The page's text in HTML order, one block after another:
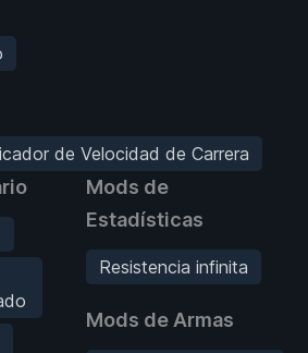
de Velocidad de Carrera
Mods de
Estadísticas
Resistencia infinita
Mods de Armas